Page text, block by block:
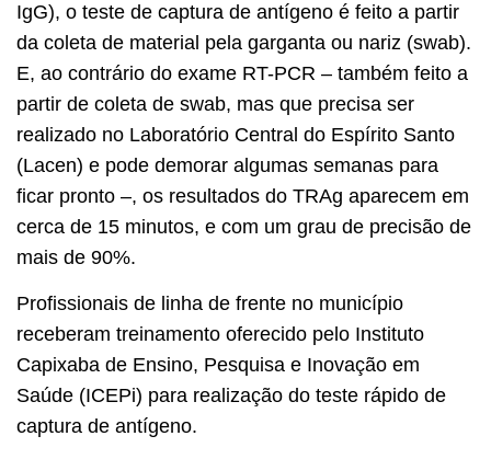
IgG), o teste de captura de antígeno é feito a partir
da coleta de material pela garganta ou nariz (swab).
E, ao contrário do exame RT-PCR – também feito a
partir de coleta de swab, mas que precisa ser
realizado no Laboratório Central do Espírito Santo
(Lacen) e pode demorar algumas semanas para
ficar pronto –, os resultados do TRAg aparecem em
cerca de 15 minutos, e com um grau de precisão de
mais de 90%.
Profissionais de linha de frente no município
receberam treinamento oferecido pelo Instituto
Capixaba de Ensino, Pesquisa e Inovação em
Saúde (ICEPi) para realização do teste rápido de
captura de antígeno.